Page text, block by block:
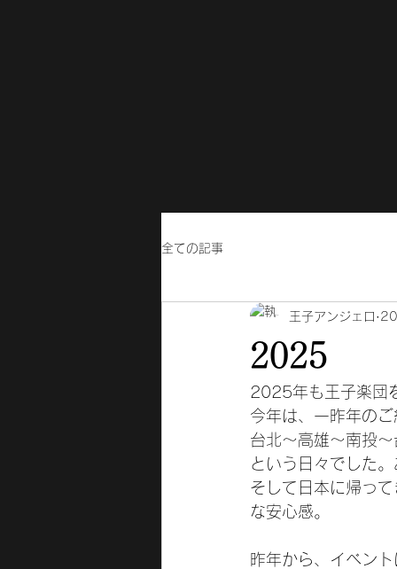
全ての記事
2025
王子アンジェロ
2025年も王子楽団
今年は、一昨年の
台北〜高雄〜南投
という日々でした
そして日本に帰っ
な安心感。
昨年から、イベン